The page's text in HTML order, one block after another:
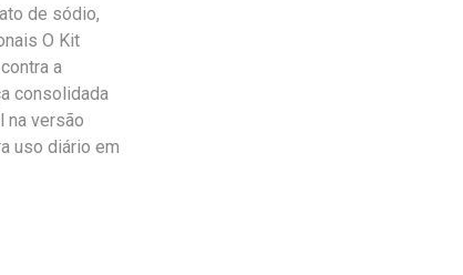
de sódio,
O Kit
a
consolidada
na versão
uso diário em